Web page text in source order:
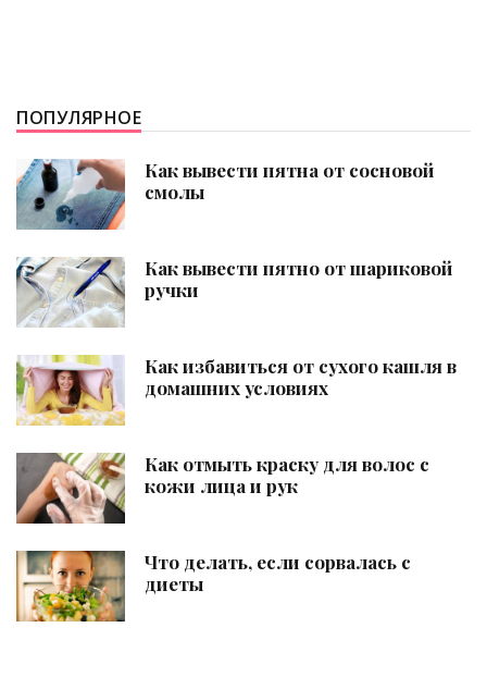
ПОПУЛЯРНОЕ
Как вывести пятна от сосновой
смолы
Как вывести пятно от шариковой
ручки
Как избавиться от сухого кашля в
домашних условиях
Как отмыть краску для волос с
кожи лица и рук
Что делать, если сорвалась с
диеты